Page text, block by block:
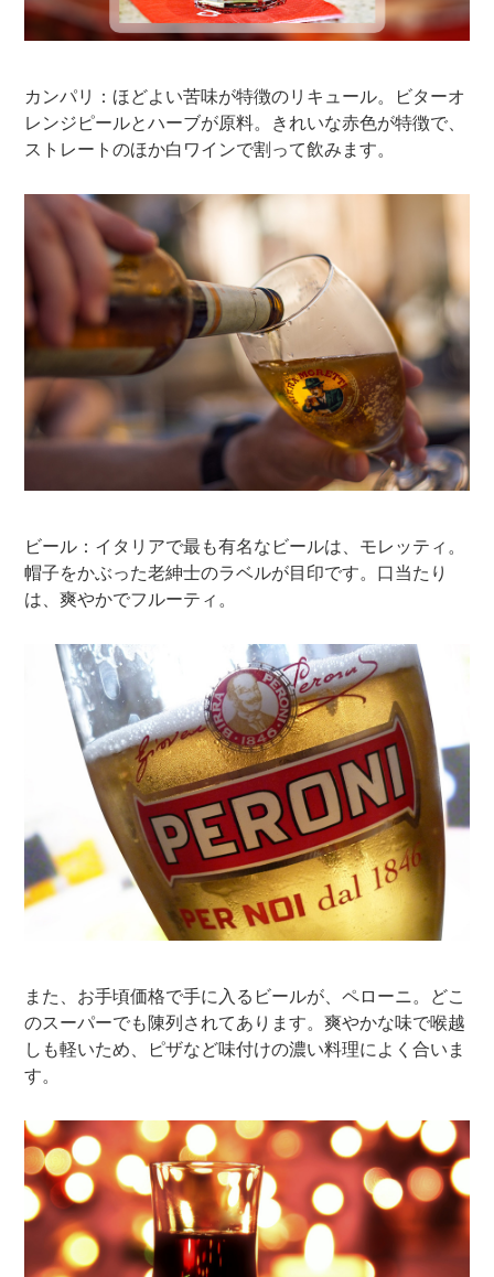
カンパリ：ほどよい苦味が特徴のリキュール。ビターオ
レンジピールとハーブが原料。きれいな赤色が特徴で、
ストレートのほか白ワインで割って飲みます。
ビール：イタリアで最も有名なビールは、モレッティ。
帽子をかぶった老紳士のラベルが目印です。口当たり
は、爽やかでフルーティ。
また、お手頃価格で手に入るビールが、ペローニ。どこ
のスーパーでも陳列されてあります。爽やかな味で喉越
しも軽いため、ピザなど味付けの濃い料理によく合いま
す。